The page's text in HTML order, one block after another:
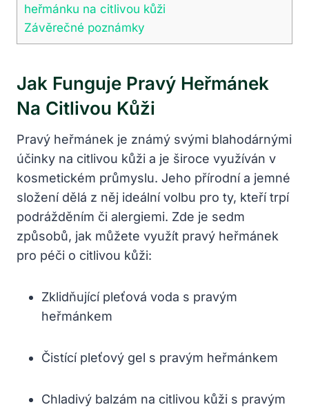
heřmánku na citlivou kůži
Závěrečné poznámky
Jak Funguje Pravý Heřmánek
Na Citlivou Kůži
Pravý heřmánek je známý svými blahodárnými
účinky na citlivou kůži a je široce využíván v
kosmetickém průmyslu. Jeho přírodní a jemné
složení dělá z něj ideální volbu pro ty, kteří trpí
podrážděním či alergiemi. Zde je sedm
způsobů, jak můžete využít pravý heřmánek
pro péči o citlivou kůži:
Zklidňující pleťová voda s pravým
heřmánkem
Čistící pleťový gel s pravým heřmánkem
Chladivý balzám na citlivou kůži s pravým